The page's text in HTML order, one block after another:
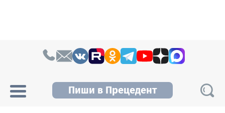
Пиши в Прецедент